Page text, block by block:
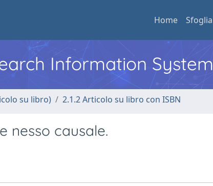
Home Sfoglia
Information System
su libro) 2.1.2 Articolo su libro con ISBN
nesso causale.